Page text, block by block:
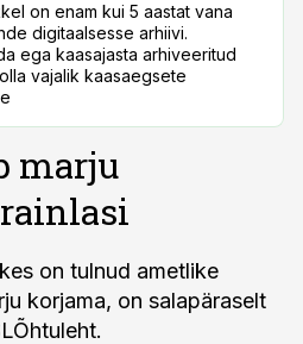
on enam kui 5 aastat vana
digitaalsesse arhiivi.
ega kaasajasta arhiveeritud
vajalik kaasaegsete
marju
on tulnud ametlike
korjama, on salapäraselt